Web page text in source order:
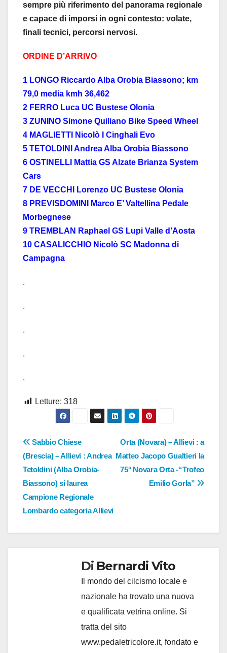
sempre più riferimento del panorama regionale
e capace di imporsi in ogni contesto: volate,
finali tecnici, percorsi nervosi.
ORDINE D’ARRIVO
1 LONGO Riccardo Alba Orobia Biassono; km
79,0 media kmh 36,462
2 FERRO Luca UC Bustese Olonia
3 ZUNINO Simone Quiliano Bike Speed Wheel
4 MAGLIETTI Nicolò I Cinghali Evo
5 TETOLDINI Andrea Alba Orobia Biassono
6 OSTINELLI Mattia GS Alzate Brianza System
Cars
7 DE VECCHI Lorenzo UC Bustese Olonia
8 PREVISDOMINI Marco E’ Valtellina Pedale
Morbegnese
9 TREMBLAN Raphael GS Lupi Valle d’Aosta
10 CASALICCHIO Nicolò SC Madonna di
Campagna
.
.
.
.
.
Letture: 318
Navigazione
articoli
Orta (Novara) – Allievi : a
Matteo Jacopo Gualtieri la
75° Novara Orta -“Trofeo
Emilio Gorla”
Sabbio Chiese
(Brescia) – Allievi : Andrea
Tetoldini (Alba Orobia-
Biassono) si laurea
Campione Regionale
Lombardo categoria Allievi
Di Bernardi Vito
Il mondo del cilcismo locale e
nazionale ha trovato una nuova
e qualificata vetrina online. Si
tratta del sito
www.pedaletricolore.it, fondato e